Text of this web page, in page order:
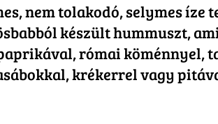
nem tolakodó, selymes íze
készült hummuszt,
római köménnyel,
krékerrel vagy